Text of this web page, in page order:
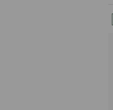
DekoracjeIrys.pl Paweł